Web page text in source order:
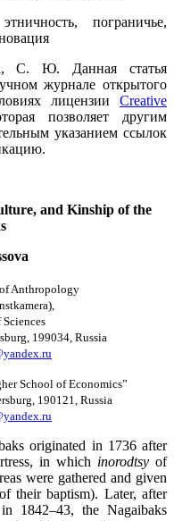
пограничье,
С. Ю. Данная статья
журнале открытого
лицензии Creative
позволяет другим
указанием ссылок
and Kinship of the
of Anthropology
199034, Russia
School of Economics”
190121, Russia
originated in 1736 after
in which inorodtsy of
were gathered and given
their baptism). Later, after
1842–43, the Nagaibaks